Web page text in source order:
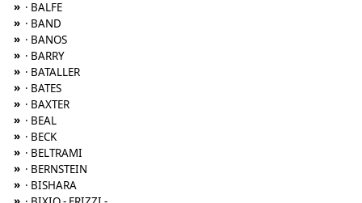
» · BALFE
» · BAND
» · BANOS
» · BARRY
» · BATALLER
» · BATES
» · BAXTER
» · BEAL
» · BECK
» · BELTRAMI
» · BERNSTEIN
» · BISHARA